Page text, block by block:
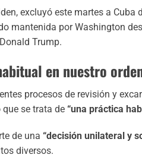
excluyó este martes a
mantenida por Washington
Trump.
en nuestro
procesos de revisión y
que se trata de “una práctica
de una “decisión unilateral y
diversos.